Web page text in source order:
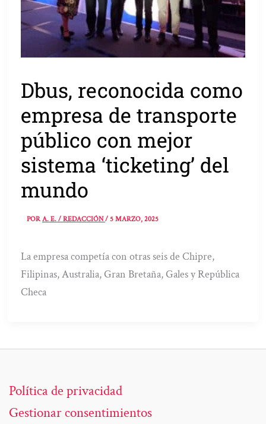
Dbus, reconocida como
empresa de transporte
público con mejor
sistema ‘ticketing’ del
mundo
PORA. E. / REDACCIÓN/5 MARZO, 2025
La empresa competía con otras seis de Chipre,
Filipinas, Australia, Gran Bretaña, Gales y República
Checa
Política de privacidad
Gestionar consentimientos